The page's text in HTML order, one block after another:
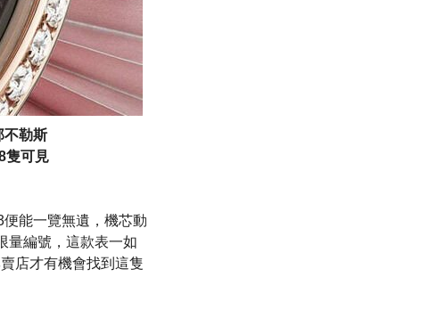
不勒斯
隻可見
能一覽無遺，機芯動
量編號，這款表一如
店才有機會找到這隻